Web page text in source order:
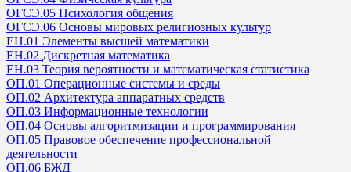
ОГСЭ.05 Психология общения
ОГСЭ.06 Основы мировых религиозных культур
ЕН.01 Элементы высшей математики
ЕН.02 Дискретная математика
ЕН.03 Теория вероятности и математическая статистика
ОП.01 Операционные системы и среды
ОП.02 Архитектура аппаратных средств
ОП.03 Информационные технологии
ОП.04 Основы алгоритмизации и программирования
ОП.05 Правовое обеспечение профессиональной
деятельности
ОП.06 БЖД